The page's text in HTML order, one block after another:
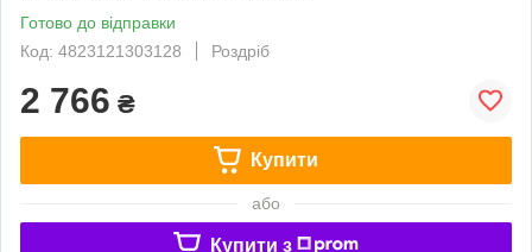
Готово до відправки
Код: 4823121303128
Роздріб
2 766 ₴
Купити
або
Купити з